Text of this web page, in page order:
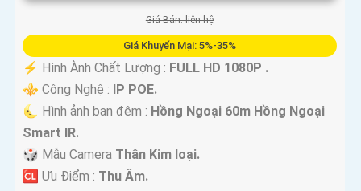
Giá Bán: liên hệ
Giá Khuyến Mại: 5%-35%
️⚡ Hình Ành Chất Lượng : FULL HD 1080P .
⚜️ Công Nghệ : IP POE.
🌜 Hình ảnh ban đêm : Hồng Ngoại 60m Hồng Ngoại
Smart IR.
🎲 Mẫu Camera Thân Kim loại.
️🆑 Ưu Điểm : Thu Âm.